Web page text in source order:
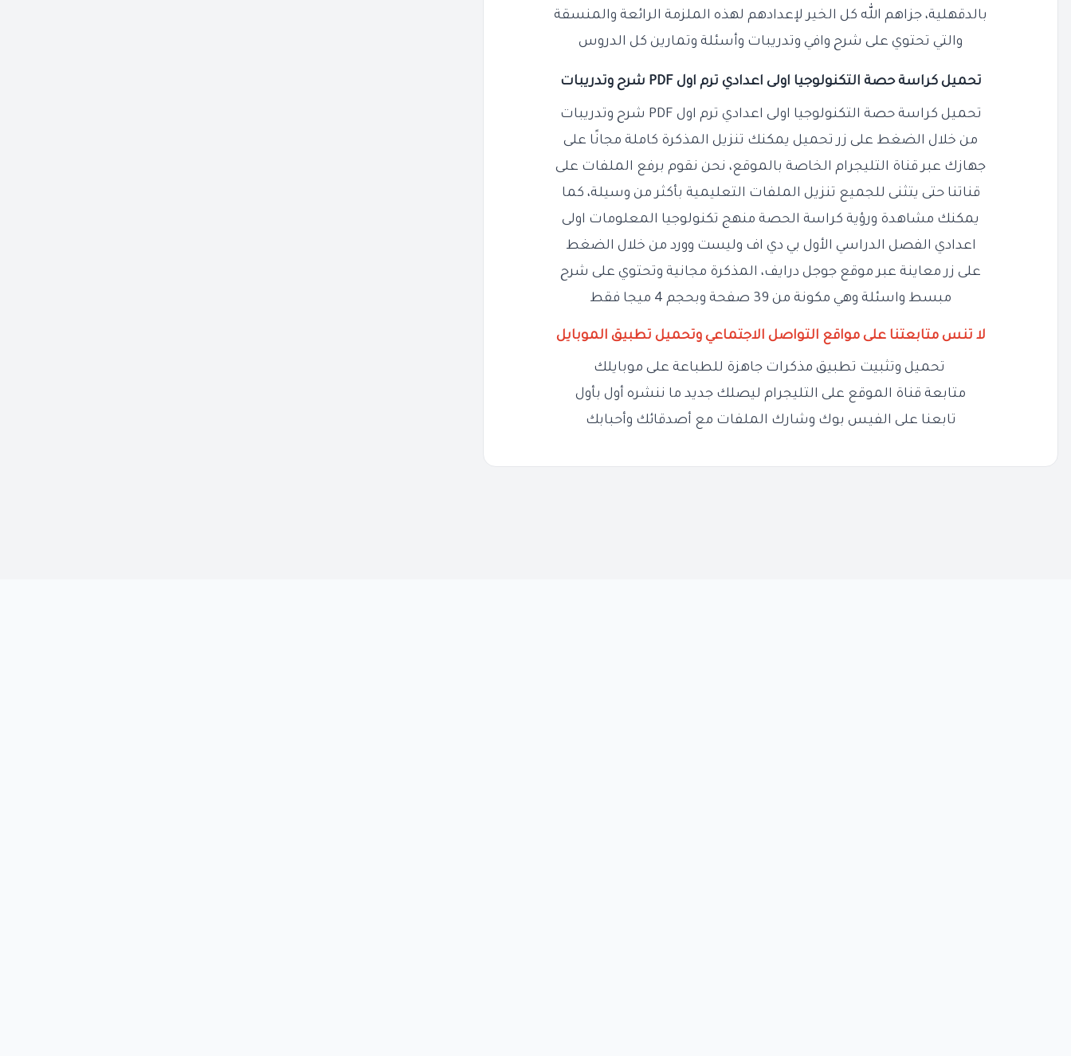
بالدقهلية، جزاهم الله كل الخير لإعدادهم لهذه الملزمة الرائعة والمنسقة
والتي تحتوي على شرح وافي وتدريبات وأسئلة وتمارين كل الدروس
تحميل كراسة حصة التكنولوجيا اولى اعدادي ترم اول PDF شرح وتدريبات
تحميل كراسة حصة التكنولوجيا اولى اعدادي ترم اول PDF شرح وتدريبات
من خلال الضغط على زر تحميل يمكنك تنزيل المذكرة كاملة مجانًا على
جهازك عبر قناة التليجرام الخاصة بالموقع، نحن نقوم برفع الملفات على
قناتنا حتى يتثنى للجميع تنزيل الملفات التعليمية بأكثر من وسيلة، كما
يمكنك مشاهدة ورؤية كراسة الحصة منهج تكنولوجيا المعلومات اولى
اعدادي الفصل الدراسي الأول بي دي اف وليست وورد من خلال الضغط
على زر معاينة عبر موقع جوجل درايف، المذكرة مجانية وتحتوي على شرح
مبسط واسئلة وهي مكونة من 39 صفحة وبحجم 4 ميجا فقط
لا تنس متابعتنا على مواقع التواصل الاجتماعي وتحميل تطبيق الموبايل
تحميل وتثبيت تطبيق مذكرات جاهزة للطباعة على موبايلك
متابعة قناة الموقع على التليجرام ليصلك جديد ما ننشره أول بأول
تابعنا على الفيس بوك وشارك الملفات مع أصدقائك وأحبابك